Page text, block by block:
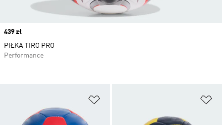
Price
439 zł
PIŁKA TIRO PRO
Performance